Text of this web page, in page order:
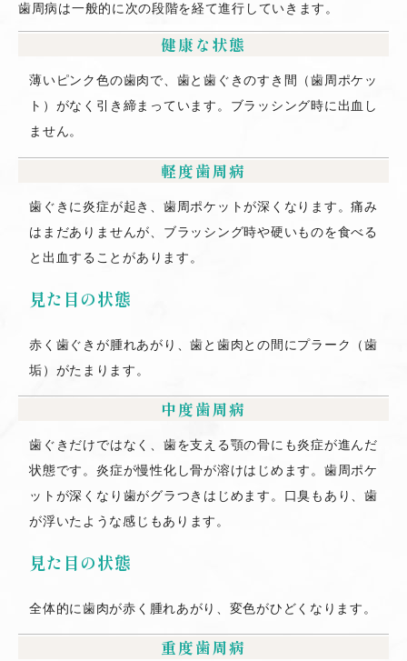
歯周病は一般的に次の段階を経て進行していきます。
健康な状態
薄いピンク色の歯肉で、歯と歯ぐきのすき間（歯周ポケッ
ト）がなく引き締まっています。ブラッシング時に出血し
ません。
軽度歯周病
歯ぐきに炎症が起き、歯周ポケットが深くなります。痛み
はまだありませんが、ブラッシング時や硬いものを食べる
と出血することがあります。
見た目の状態
赤く歯ぐきが腫れあがり、歯と歯肉との間にプラーク（歯
垢）がたまります。
中度歯周病
歯ぐきだけではなく、歯を支える顎の骨にも炎症が進んだ
状態です。炎症が慢性化し骨が溶けはじめます。歯周ポケ
ットが深くなり歯がグラつきはじめます。口臭もあり、歯
が浮いたような感じもあります。
見た目の状態
全体的に歯肉が赤く腫れあがり、変色がひどくなります。
重度歯周病